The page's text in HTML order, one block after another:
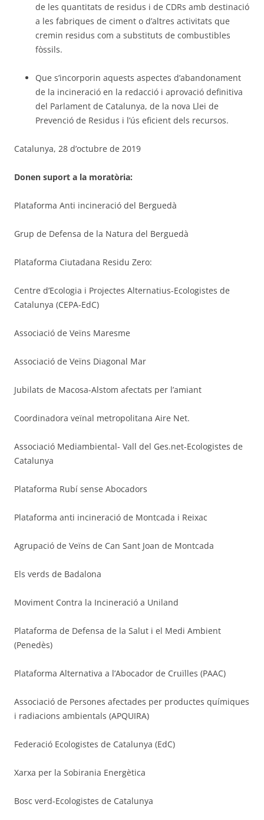
de les quantitats de residus i de CDRs amb destinació
a les fabriques de ciment o d’altres activitats que
cremin residus com a substituts de combustibles
fòssils.
Que s’incorporin aquests aspectes d’abandonament
de la incineració en la redacció i aprovació definitiva
del Parlament de Catalunya, de la nova Llei de
Prevenció de Residus i l’ús eficient dels recursos.
Catalunya, 28 d’octubre de 2019
Donen suport a la moratòria:
Plataforma Anti incineració del Berguedà
Grup de Defensa de la Natura del Berguedà
Plataforma Ciutadana Residu Zero:
Centre d’Ecologia i Projectes Alternatius-Ecologistes de
Catalunya (CEPA-EdC)
Associació de Veïns Maresme
Associació de Veïns Diagonal Mar
Jubilats de Macosa-Alstom afectats per l’amiant
Coordinadora veïnal metropolitana Aire Net.
Associació Mediambiental- Vall del Ges.net-Ecologistes de
Catalunya
Plataforma Rubí sense Abocadors
Plataforma anti incineració de Montcada i Reixac
Agrupació de Veïns de Can Sant Joan de Montcada
Els verds de Badalona
Moviment Contra la Incineració a Uniland
Plataforma de Defensa de la Salut i el Medi Ambient
(Penedès)
Plataforma Alternativa a l’Abocador de Cruïlles (PAAC)
Associació de Persones afectades per productes químiques
i radiacions ambientals (APQUIRA)
Federació Ecologistes de Catalunya (EdC)
Xarxa per la Sobirania Energètica
Bosc verd-Ecologistes de Catalunya